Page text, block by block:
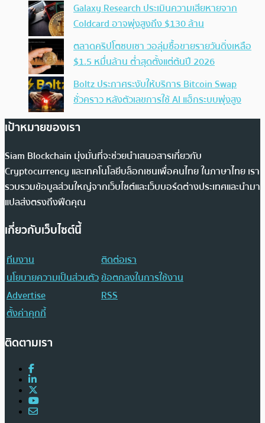
Galaxy Research ประเมินความเสียหายจาก
Coldcard อาจพุ่งสูงถึง $130 ล้าน
ตลาดคริปโตซบเซา วอลุ่มซื้อขายรายวันดิ่งเหลือ
$1.5 หมื่นล้าน ต่ำสุดตั้งแต่ต้นปี 2026
Boltz ประกาศระงับให้บริการ Bitcoin Swap
ชั่วคราว หลังตัวเลขการใช้ AI แฮ็กระบบพุ่งสูง
เป้าหมายของเรา
Siam Blockchain มุ่งมั่นที่จะช่วยนำเสนอสารเกี่ยวกับ
Cryptocurrency และเทคโนโลยีบล็อกเชนเพื่อคนไทย ในภาษาไทย เรา
รวบรวมข้อมูลส่วนใหญ่จากเว็บไซต์และเว็บบอร์ดต่างประเทศและนำมา
แปลส่งตรงถึงฟีดคุณ
เกี่ยวกับเว็บไซต์นี้
ทีมงาน
ติดต่อเรา
นโยบายความเป็นส่วนตัวข้อตกลงในการใช้งาน
Advertise
RSS
ตั้งค่าคุกกี้
ติดตามเรา